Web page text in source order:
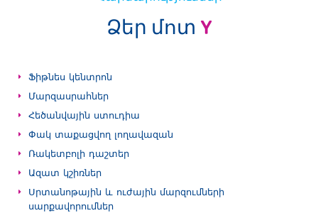
Ձեր մոտ Y
Ֆիթնես կենտրոն
Մարզասրահներ
Հեծանվային ստուդիա
Փակ տաքացվող լողավազան
Ռակետբոլի դաշտեր
Ազատ կշիռներ
Սրտանոթային և ուժային մարզումների
սարքավորումներ